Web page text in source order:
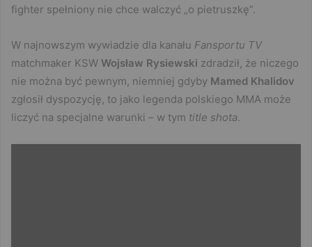
fighter spełniony nie chce walczyć „o pietruszkę”.
W najnowszym wywiadzie dla kanału Fansportu TV
matchmaker KSW Wojsław Rysiewski zdradził, że niczego
nie można być pewnym, niemniej gdyby Mamed Khalidov
zgłosił dyspozycję, to jako legenda polskiego MMA może
liczyć na specjalne warunki – w tym title shota.